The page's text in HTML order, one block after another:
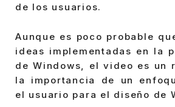
de los usuarios.
Aunque es poco probable
ideas implementadas en la
de Windows, el video es un
la importancia de un
el usuario para el diseño de